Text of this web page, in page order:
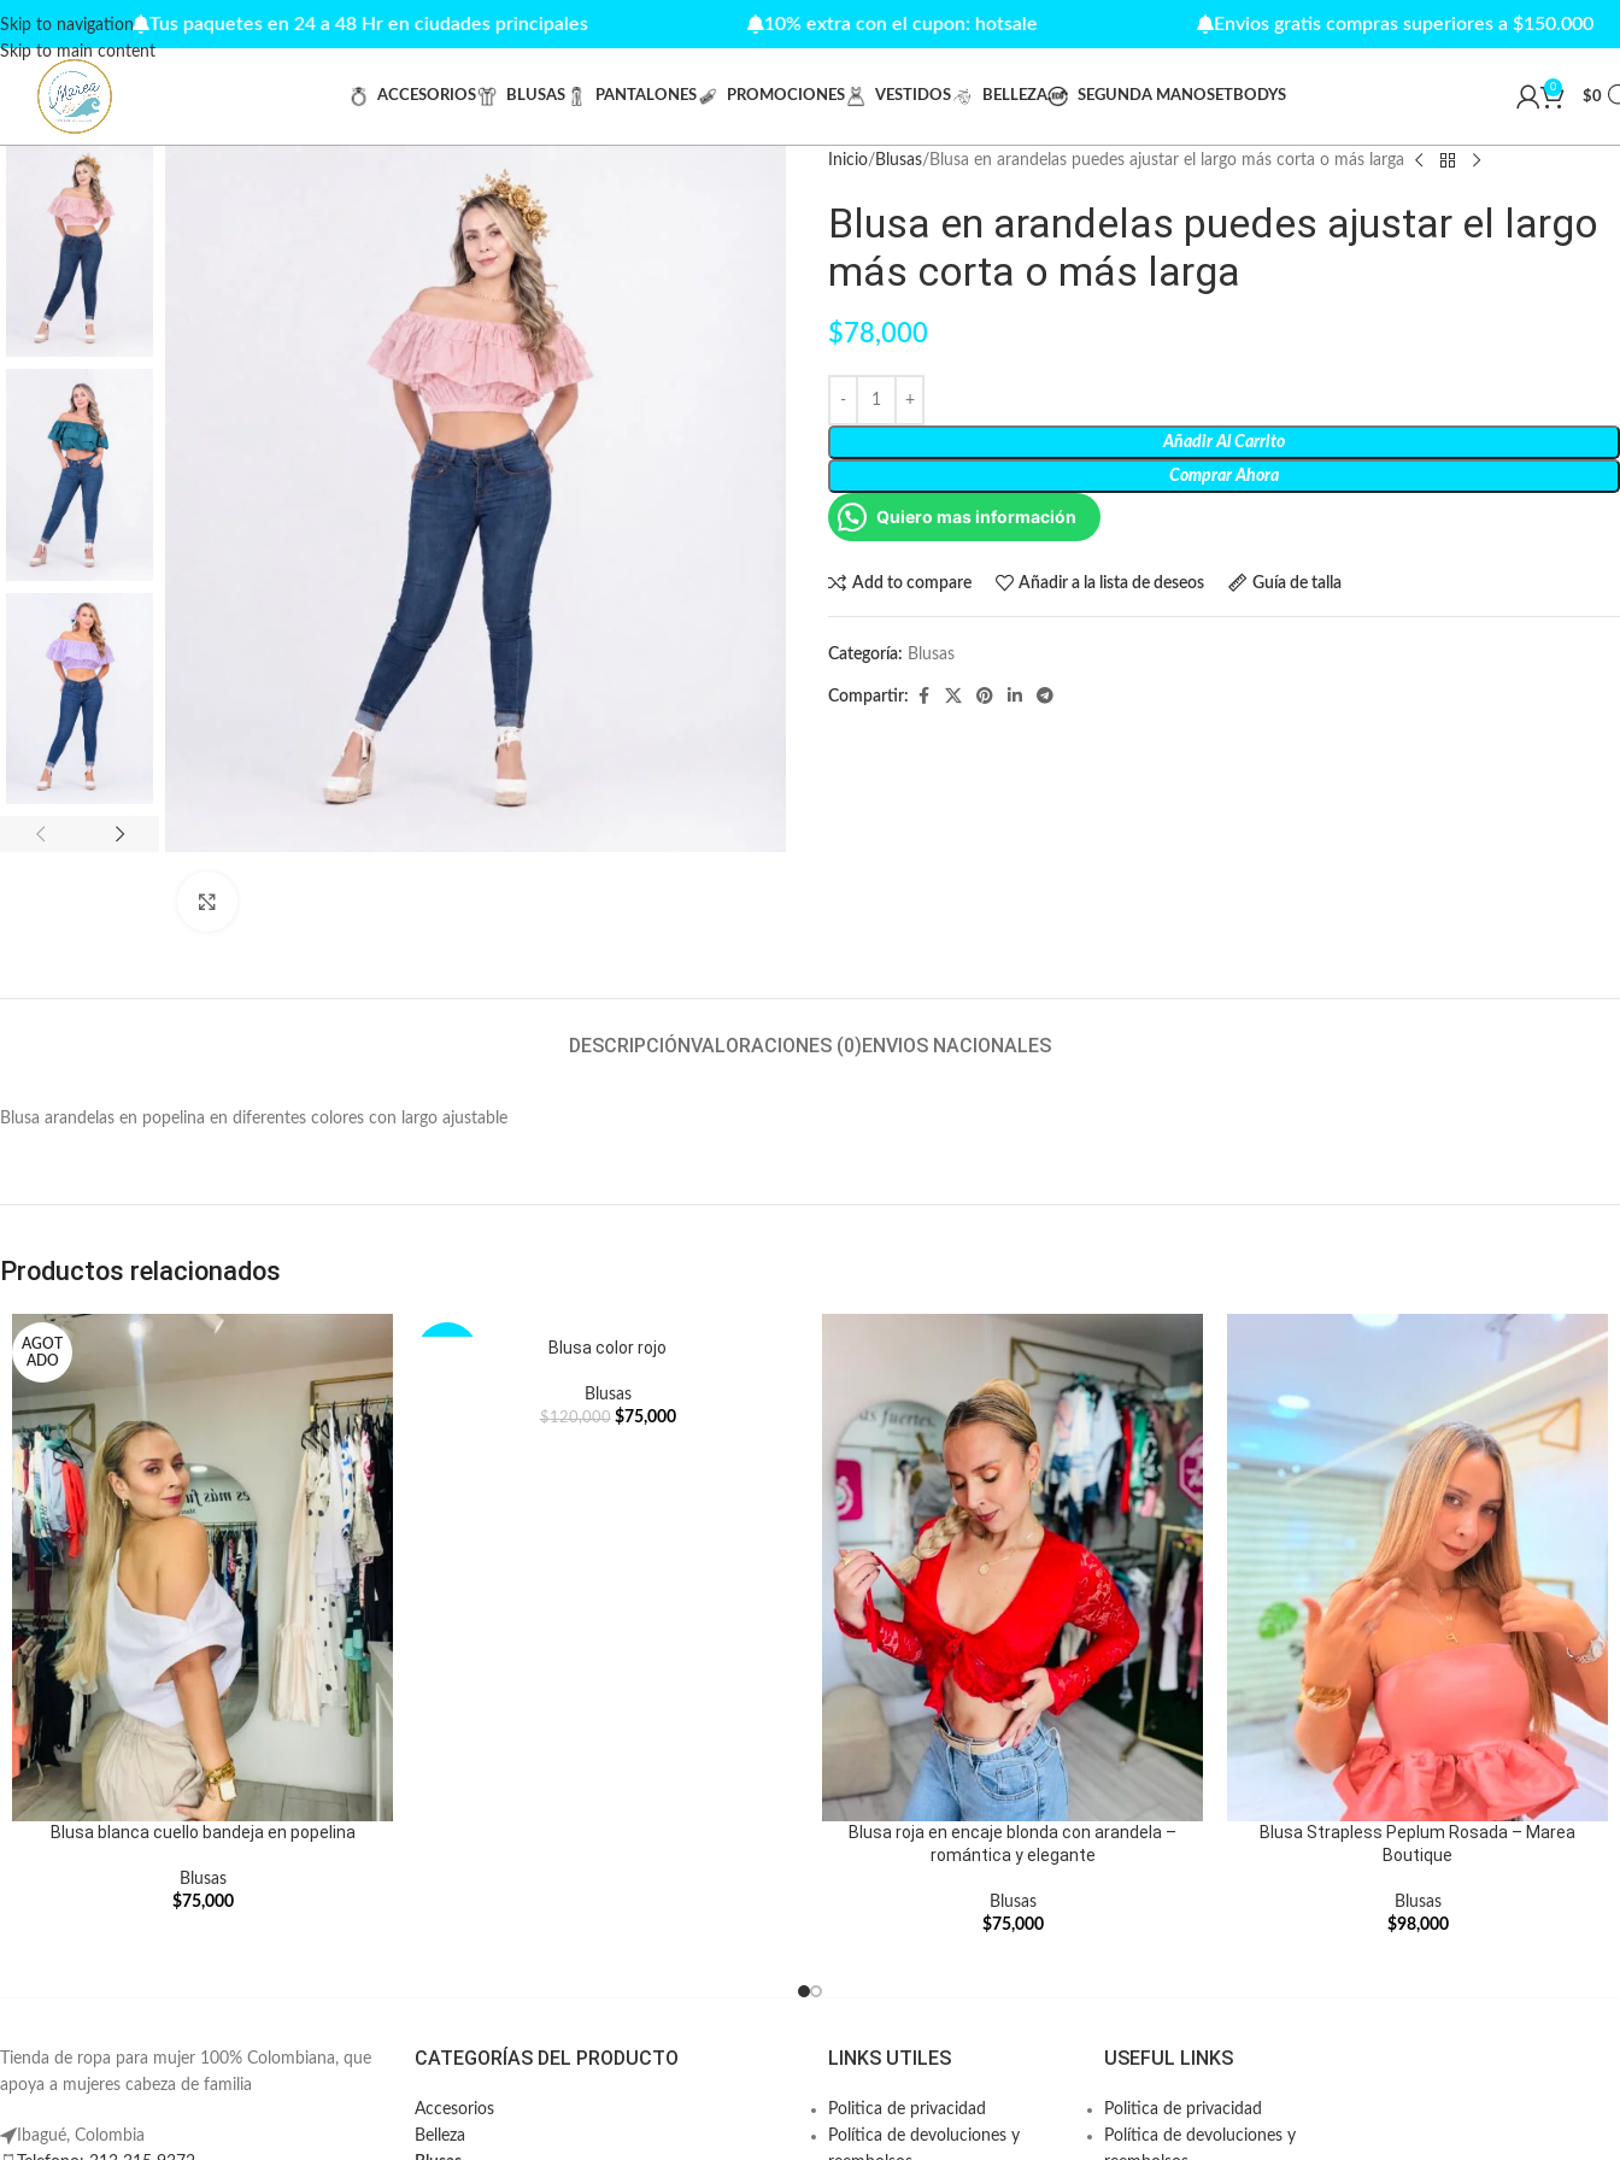
Skip to navigation
Skip to main content
Tus paquetes en 24 a 48 Hr en ciudades principales 10% extra con el cupon: hotsale Envios gratis compras superiores a $150.000
ACCESORIOS BLUSAS PANTALONES PROMOCIONES VESTIDOS BELLEZA SEGUNDA MANOSETBODYS
0
$0
Inicio Blusas Blusa en arandelas puedes ajustar el largo más corta o más larga
Blusa en arandelas puedes ajustar el largo
más corta o más larga
$78,000
Añadir Al Carrito
Comprar Ahora
Quiero mas información
Add to compare Añadir a la lista de deseos Guía de talla
Categoría: Blusas
Compartir:
DESCRIPCIÓNVALORACIONES (0) ENVIOS NACIONALES
Blusa arandelas en popelina en diferentes colores con largo ajustable
Productos relacionados
AGOT
ADO
Blusa blanca cuello bandeja en popelina
Blusas
$75,000
Blusa color rojo
Blusas
$120,000 $75,000
Blusa roja en encaje blonda con arandela –
romántica y elegante
Blusas
$75,000
Blusa Strapless Peplum Rosada – Marea
Boutique
Blusas
$98,000
Tienda de ropa para mujer 100% Colombiana, que
apoya a mujeres cabeza de familia
Ibagué, Colombia
CATEGORÍAS DEL PRODUCTO
Accesorios
Belleza
LINKS UTILES
Politica de privacidad
Política de devoluciones y
USEFUL LINKS
Politica de privacidad
Política de devoluciones y